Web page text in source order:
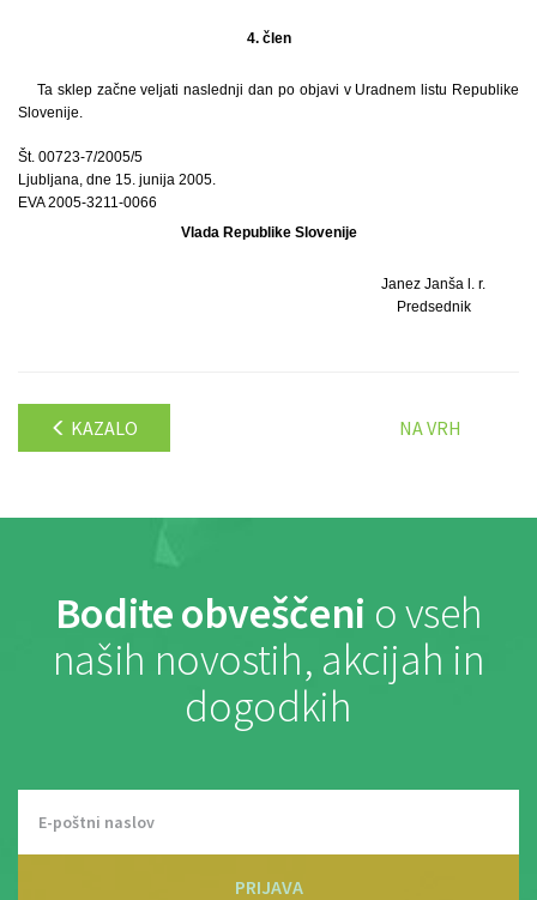
4. člen
Ta sklep začne veljati naslednji dan po objavi v Uradnem listu Republike
Slovenije.
Št. 00723-7/2005/5
Ljubljana, dne 15. junija 2005.
EVA 2005-3211-0066
Vlada Republike Slovenije
Janez Janša l. r.
Predsednik
KAZALO NA VRH
Bodite obveščeni o vseh
naših novostih, akcijah in
dogodkih
PRIJAVA